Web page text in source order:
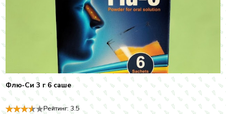
Флю-Си 3 г 6 саше
Рейтинг:3.5